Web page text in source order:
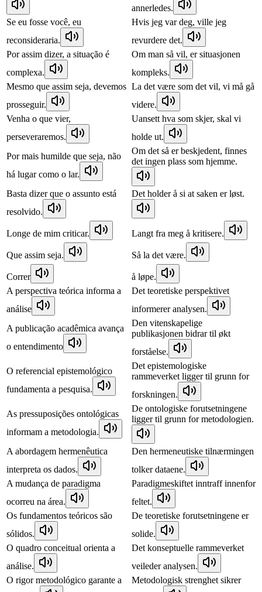
annerledes.
Se eu fosse você, eu
reconsideraria.
Hvis jeg var deg, ville jeg
revurdere det.
Por assim dizer, a situação é
complexa.
Om man så vil, er situasjonen
kompleks.
Mesmo que assim seja, devemos
prosseguir.
La det være som det vil, vi må gå
videre.
Venha o que vier,
perseveraremos.
Uansett hva som skjer, skal vi
holde ut.
Por mais humilde que seja, não
há lugar como o lar.
Om det så er beskjedent, finnes
det ingen plass som hjemme.
Basta dizer que o assunto está
resolvido.
Det holder å si at saken er løst.
Longe de mim criticar. Langt fra meg å kritisere.
Que assim seja. Så la det være.
Correr
å løpe.
A perspectiva teórica informa a
análise
Det teoretiske perspektivet
informerer analysen.
A publicação acadêmica avança
o entendimento
Den vitenskapelige
publikasjonen bidrar til økt
forståelse.
O referencial epistemológico
fundamenta a pesquisa.
Det epistemologiske
rammeverket ligger til grunn for
forskningen.
As pressuposições ontológicas
informam a metodologia.
De ontologiske forutsetningene
ligger til grunn for metodologien.
A abordagem hermenêutica
interpreta os dados.
Den hermeneutiske tilnærmingen
tolker dataene.
A mudança de paradigma
ocorreu na área.
Paradigmeskiftet inntraff innenfor
feltet.
Os fundamentos teóricos são
sólidos.
De teoretiske forutsetningene er
solide.
O quadro conceitual orienta a
análise.
Det konseptuelle rammeverket
veileder analysen.
O rigor metodológico garante a
Metodologisk strenghet sikrer